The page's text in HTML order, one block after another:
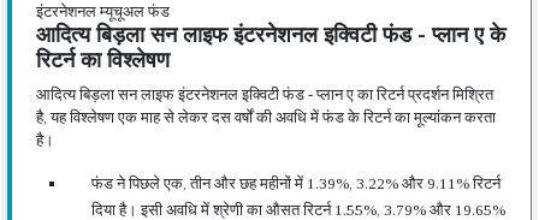
इंटरनेशनल म्यूचूअल फंड
आदित्य बिड़ला सन लाइफ इंटरनेशनल इक्विटी फंड - प्लान ए के
रिटर्न का विश्लेषण
आदित्य बिड़ला सन लाइफ इंटरनेशनल इक्विटी फंड - प्लान ए का रिटर्न प्रदर्शन मिश्रित
है, यह विश्लेषण एक माह से लेकर दस वर्षों की अवधि में फंड के रिटर्न का मूल्यांकन करता
है।
फंड ने पिछले एक, तीन और छह महीनों में 1.39%, 3.22% और 9.11% रिटर्न
दिया है। इसी अवधि में श्रेणी का औसत रिटर्न 1.55%, 3.79% और 19.65%